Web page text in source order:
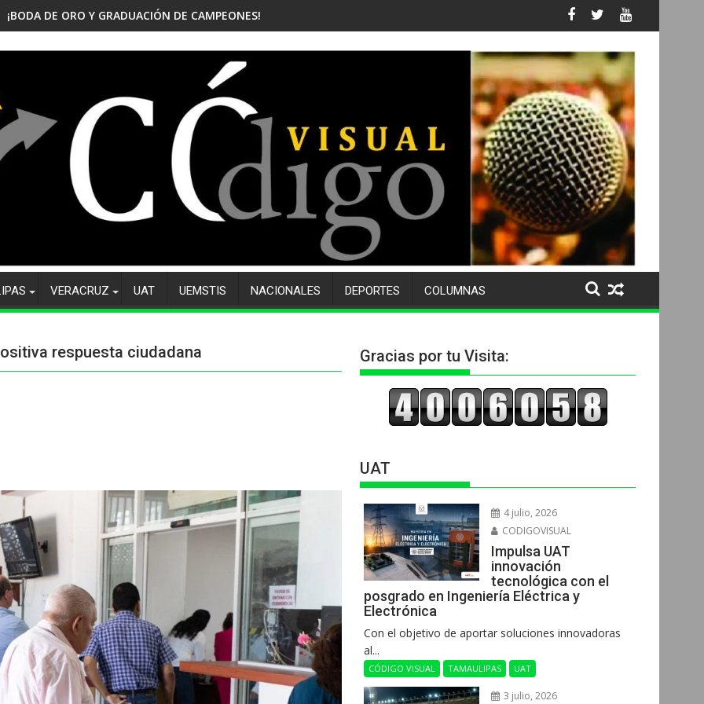
¡BODA DE ORO Y GRADUACIÓN DE CAMPEONES! CELEBRA EL CBTis No. 105 SU 50 ANIVERSARIO Y DESPIDE A MÁS DE 500
VERACRUZ UAT UEMSTIS NACIONALES DEPORTES COLUMNAS
respuesta ciudadana Gracias por tu Visita:
UAT
4 julio, 2026
CODIGOVISUAL
Impulsa UAT
innovación
tecnológica con el
posgrado en Ingeniería Eléctrica y
Electrónica
Con el objetivo de aportar soluciones innovadoras
al...
CÓDIGO VISUAL TAMAULIPAS UAT
3 julio, 2026